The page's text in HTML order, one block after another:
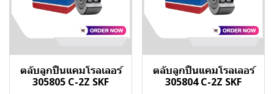
ตลับลูกปืนแคมโรลเลอร์
305805 C-2Z SKF
ตลับลูกปืนแคมโรลเลอร์
305804 C-2Z SKF